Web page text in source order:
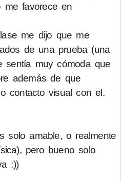
me favorece en
me dijo que me
de una prueba (una
sentía muy cómoda que
además de que
contacto visual con el.
solo amable, o realmente
pero bueno solo
:))